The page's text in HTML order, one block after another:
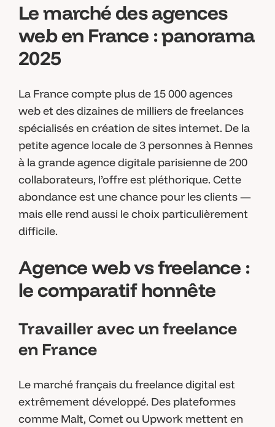
Le marché des agences
web en France : panorama
2025
La France compte plus de 15 000 agences
web et des dizaines de milliers de freelances
spécialisés en création de sites internet. De la
petite agence locale de 3 personnes à Rennes
à la grande agence digitale parisienne de 200
collaborateurs, l’offre est pléthorique. Cette
abondance est une chance pour les clients —
mais elle rend aussi le choix particulièrement
difficile.
Agence web vs freelance :
le comparatif honnête
Travailler avec un freelance
en France
Le marché français du freelance digital est
extrêmement développé. Des plateformes
comme Malt, Comet ou Upwork mettent en